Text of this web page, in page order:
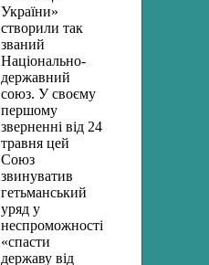
України»
створили так
званий
Національно-
державний
союз. У своєму
першому
зверненні від 24
травня цей
Союз
звинуватив
гетьмансь­кий
уряд у
неспроможності
«спасти
державу від